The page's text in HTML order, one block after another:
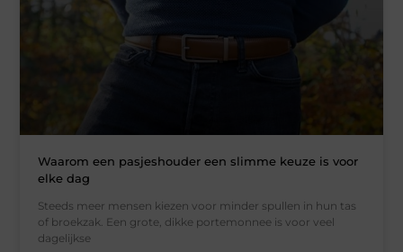
Waarom een pasjeshouder een slimme keuze is voor
elke dag
Steeds meer mensen kiezen voor minder spullen in hun tas
of broekzak. Een grote, dikke portemonnee is voor veel
dagelijkse